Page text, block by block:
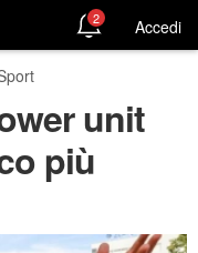
2 Accedi
unit
più